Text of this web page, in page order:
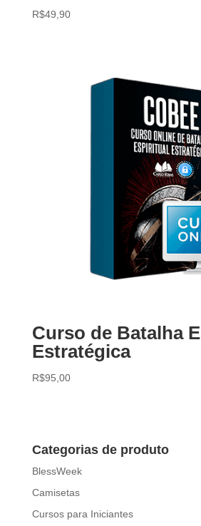
R$49,90
Curso de Batalha
Estratégica
R$95,00
Categorias de produto
BlessWeek
Camisetas
Cursos para Iniciantes